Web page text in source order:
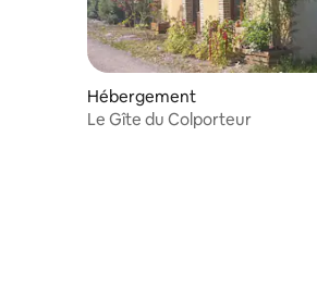
Hébergement
Le Gîte du Colporteur